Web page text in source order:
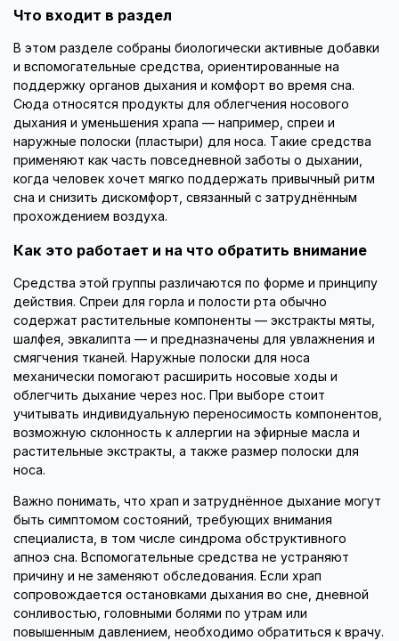
Что входит в раздел
В этом разделе собраны биологически активные добавки
и вспомогательные средства, ориентированные на
поддержку органов дыхания и комфорт во время сна.
Сюда относятся продукты для облегчения носового
дыхания и уменьшения храпа — например, спреи и
наружные полоски (пластыри) для носа. Такие средства
применяют как часть повседневной заботы о дыхании,
когда человек хочет мягко поддержать привычный ритм
сна и снизить дискомфорт, связанный с затруднённым
прохождением воздуха.
Как это работает и на что обратить внимание
Средства этой группы различаются по форме и принципу
действия. Спреи для горла и полости рта обычно
содержат растительные компоненты — экстракты мяты,
шалфея, эвкалипта — и предназначены для увлажнения и
смягчения тканей. Наружные полоски для носа
механически помогают расширить носовые ходы и
облегчить дыхание через нос. При выборе стоит
учитывать индивидуальную переносимость компонентов,
возможную склонность к аллергии на эфирные масла и
растительные экстракты, а также размер полоски для
носа.
Важно понимать, что храп и затруднённое дыхание могут
быть симптомом состояний, требующих внимания
специалиста, в том числе синдрома обструктивного
апноэ сна. Вспомогательные средства не устраняют
причину и не заменяют обследования. Если храп
сопровождается остановками дыхания во сне, дневной
сонливостью, головными болями по утрам или
повышенным давлением, необходимо обратиться к врачу.